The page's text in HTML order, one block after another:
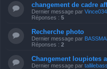
changement de cadre
Dernier message par Vince034
Réponses : 5
Recherche photo
Dernier message par
Réponses : 2
Changement loupiotes
Dernier message par